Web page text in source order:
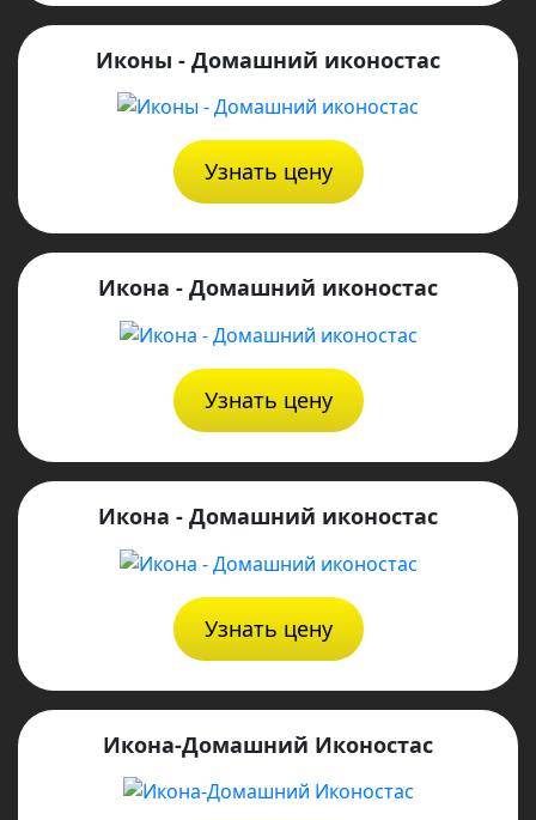
Иконы - Домашний иконостас
Узнать цену
Икона - Домашний иконостас
Узнать цену
Икона - Домашний иконостас
Узнать цену
Икона-Домашний Иконостас